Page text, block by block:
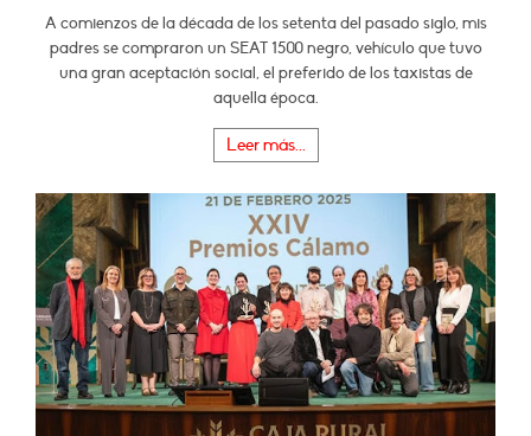
A comienzos de la década de los setenta del pasado siglo, mis
padres se compraron un SEAT 1500 negro, vehículo que tuvo
una gran aceptación social, el preferido de los taxistas de
aquella época.
Leer más...